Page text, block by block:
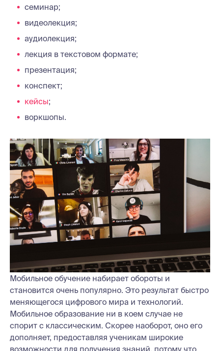
семинар;
видеолекция;
аудиолекция;
лекция в текстовом формате;
презентация;
конспект;
кейсы;
воркшопы.
Мобильное обучение набирает обороты и
становится очень популярно. Это результат быстро
меняющегося цифрового мира и технологий.
Мобильное образование ни в коем случае не
спорит с классическим. Скорее наоборот, оно его
дополняет, предоставляя ученикам широкие
возможности для получения знаний, потому что